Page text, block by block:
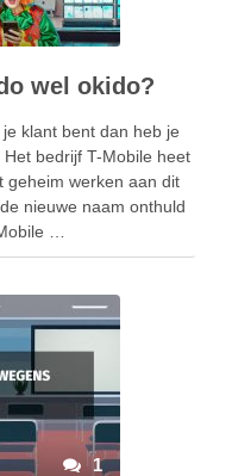
wel okido?
klant bent dan heb je
bedrijf T-Mobile heet
geheim werken aan dit
nieuwe naam onthuld
…
1